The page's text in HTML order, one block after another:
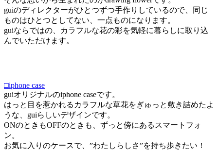
guiのディレクターがひとつずつ手作りしているので、同じ
ものはひとつとしてない、一点ものになります。
guiならではの、カラフルな花の彩を気軽に暮らしに取り込
んでいただけます。
□iphone case
guiオリジナルのiphone caseです。
はっと目を惹かれるカラフルな草花をぎゅっと敷き詰めたよ
うな、guiらしいデザインです。
ONのときもOFFのときも、ずっと傍にあるスマートフォ
ン。
お気に入りのケースで、”わたしらしさ”を持ち歩きたい！